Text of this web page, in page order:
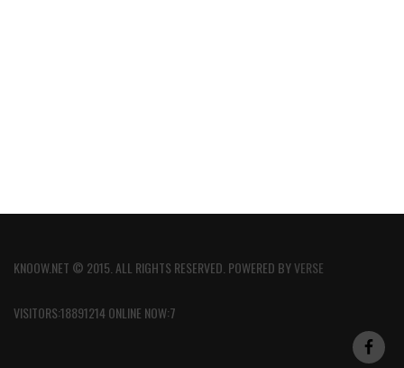
KNOOW.NET © 2015. ALL RIGHTS RESERVED. POWERED BYVERSE
VISITORS:18891214 ONLINE NOW:7